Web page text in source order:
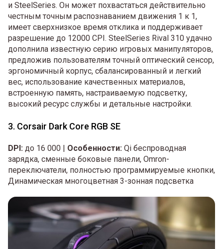
и SteelSeries. Он может похвастаться действительно
честным точным распознаванием движения 1 к 1,
имеет сверхнизкое время отклика и поддерживает
разрешение до 12000 CPI. SteelSeries Rival 310 удачно
дополнила известную серию игровых манипуляторов,
предложив пользователям точный оптический сенсор,
эргономичный корпус, сбалансированный и легкий
вес, использование качественных материалов,
встроенную память, настраиваемую подсветку,
высокий ресурс службы и детальные настройки.
3. Corsair Dark Core RGB SE
DPI: до 16 000 | Особенности: Qi беспроводная
зарядка, сменные боковые панели, Omron-
переключатели, полностью программируемые кнопки,
Динамическая многоцветная 3-зонная подсветка